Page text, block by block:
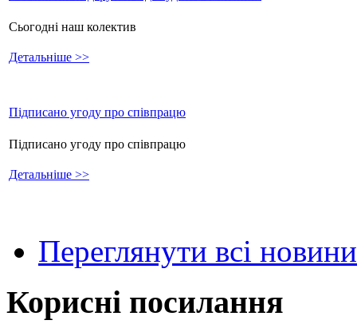
Сьогодні наш колектив
Детальніше >>
Підписано угоду про співпрацю
Підписано угоду про співпрацю
Детальніше >>
Переглянути всі новини
Корисні посилання